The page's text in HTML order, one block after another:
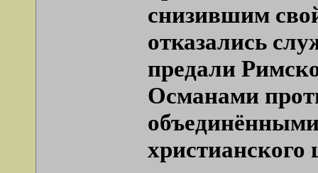
снизившим
отказались
предали
Османами